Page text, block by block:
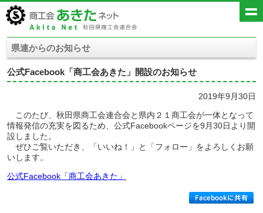
県連からのお知らせ
公式Facebook「商工会あきた」開設のお知らせ
2019年9月30日
このたび、秋田県商工会連合会と県内２１商工会が一体となって
情報発信の充実を図るため、公式Facebookページを9月30日より開
設しました。
ぜひご覧いただき、「いいね！」と「フォロー」をよろしくお願
いします。
公式Facebook「商工会あきた」